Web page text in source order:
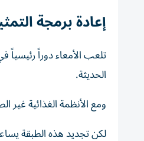
إعادة برمجة
تلعب الأمعاء دوراً
الحديثة.
ومع الأنظمة الغذائية غير
لكن تجديد هذه الطبقة